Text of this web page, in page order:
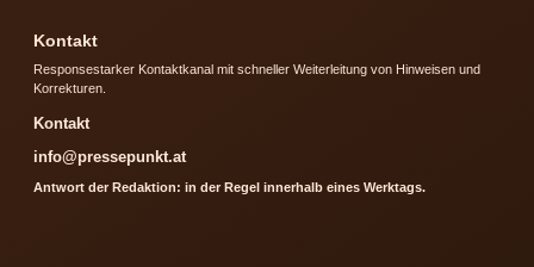
Kontakt
Responsestarker Kontaktkanal mit schneller Weiterleitung von Hinweisen und
Korrekturen.
Kontakt
info@pressepunkt.at
Antwort der Redaktion: in der Regel innerhalb eines Werktags.